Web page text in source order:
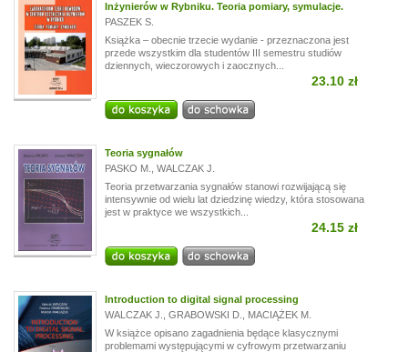
Inżynierów w Rybniku. Teoria pomiary, symulacje.
PASZEK S.
Książka – obecnie trzecie wydanie - przeznaczona jest
przede wszystkim dla studentów III semestru studiów
dziennych, wieczorowych i zaocznych...
23.10 zł
Teoria sygnałów
PASKO M.
WALCZAK J.
Teoria przetwarzania sygnałów stanowi rozwijającą się
intensywnie od wielu lat dziedzinę wiedzy, która stosowana
jest w praktyce we wszystkich...
24.15 zł
Introduction to digital signal processing
WALCZAK J.
GRABOWSKI D.
MACIĄŻEK M.
W książce opisano zagadnienia będące klasycznymi
problemami występującymi w cyfrowym przetwarzaniu